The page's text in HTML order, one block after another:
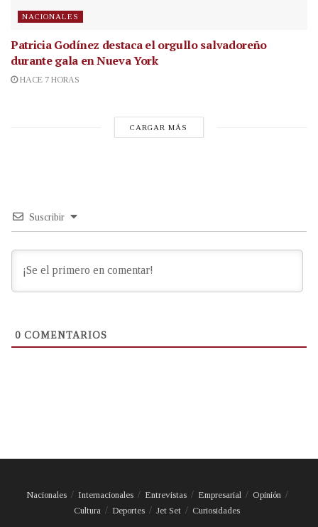
NACIONALES
Patricia Godínez destaca el orgullo salvadoreño
durante gala en Nueva York
HACE 7 HORAS
CARGAR MÁS
Suscribir
0 COMENTARIOS
Nacionales Internacionales Entrevistas Empresarial
Opinión
Cultura
Deportes Jet Set Curiosidades